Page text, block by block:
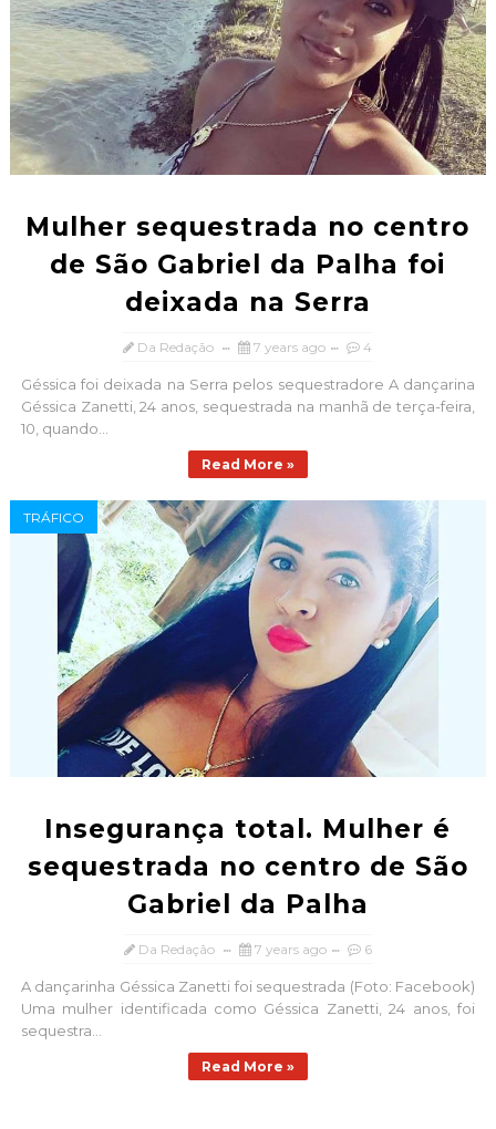
Mulher sequestrada no centro
de São Gabriel da Palha foi
deixada na Serra
Da Redação 7 years ago 4
Géssica foi deixada na Serra pelos sequestradore A dançarina
Géssica Zanetti, 24 anos, sequestrada na manhã de terça-feira,
10, quando...
Read More »
TRÁFICO
Insegurança total. Mulher é
sequestrada no centro de São
Gabriel da Palha
Da Redação 7 years ago 6
A dançarinha Géssica Zanetti foi sequestrada (Foto: Facebook)
Uma mulher identificada como Géssica Zanetti, 24 anos, foi
sequestra...
Read More »